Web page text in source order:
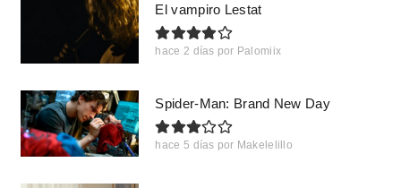
El vampiro Lestat
hace 2 días por Palomiix
Spider-Man: Brand New Day
hace 5 días por Makelelillo